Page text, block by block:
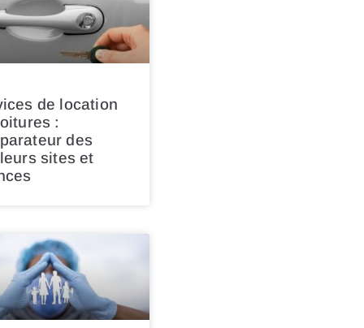
de location
:
des
sites et